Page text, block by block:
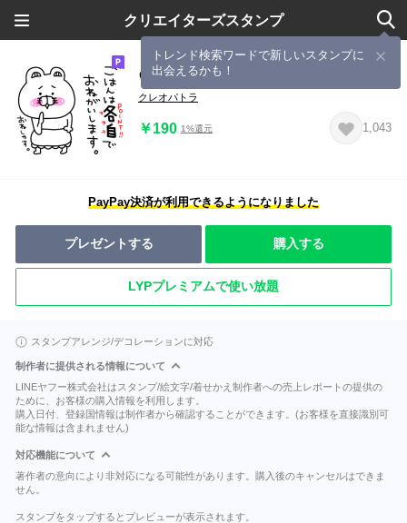
クリエイターズスタンプ
トレンド検索ワードで新しいスタンプに
出会えるかも！
♡くま姫ママの使える家族連絡用♡
クレオパトラ
￥190 1%還元 1,043
PayPay決済が利用できるようになりました
プレゼントする 購入する
LYPプレミアムで使い放題
スタンプアレンジ/デコレーションに対応
制作者に提供される情報について
LINEヤフー株式会社はスタンプ/絵文字/着せかえ制作者への売上レポートの提供の
ために、お客様の購入情報を利用します。
購入日付、登録国情報は制作者から確認することができます。(お客様を直接識別可
能な情報は含まれません)
対応機能について
著作者の意向により非対応になる可能性があります。購入後のキャンセルはできま
せん。
スタンプをタップするとプレビューが表示されます。